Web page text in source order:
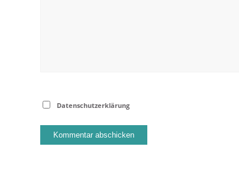
Datenschutzerklärung